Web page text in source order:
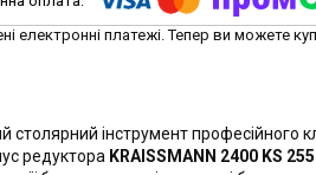
електронні платежі. Тепер ви можете
столярний інструмент професійного
редуктора KRAISSMANN 2400 KS 255